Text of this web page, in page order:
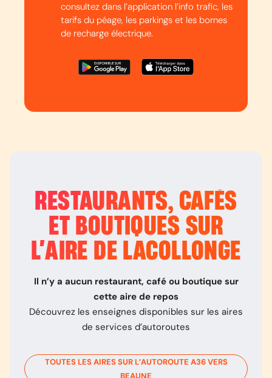
consultez dans l’application l’info trafic, les
tarifs du péage, les parkings et les bornes
de recharge électrique.
RESTAURANTS, CAFÉS
ET BOUTIQUES SUR
L’AIRE DE LACOLLONGE
Il n’y a aucun restaurant, café ou boutique sur
cette aire de repos
Découvrez les enseignes disponibles sur les aires
de services d’autoroutes
TOUTES LES AIRES SUR L’AUTOROUTE A36VERS
BEAUNE